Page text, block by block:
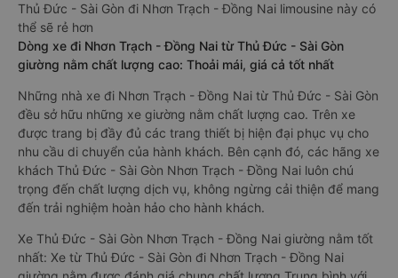
Thủ Đức - Sài Gòn đi Nhơn Trạch - Đồng Nai limousine này có
thể sẽ rẻ hơn
Dòng xe đi Nhơn Trạch - Đồng Nai từ Thủ Đức - Sài Gòn
giường nằm chất lượng cao: Thoải mái, giá cả tốt nhất
Những nhà xe đi Nhơn Trạch - Đồng Nai từ Thủ Đức - Sài Gòn
đều sở hữu những xe giường nằm chất lượng cao. Trên xe
được trang bị đầy đủ các trang thiết bị hiện đại phục vụ cho
nhu cầu di chuyển của hành khách. Bên cạnh đó, các hãng xe
khách Thủ Đức - Sài Gòn Nhơn Trạch - Đồng Nai luôn chú
trọng đến chất lượng dịch vụ, không ngừng cải thiện để mang
đến trải nghiệm hoàn hảo cho hành khách.
Xe Thủ Đức - Sài Gòn Nhơn Trạch - Đồng Nai giường nằm tốt
nhất: Xe từ Thủ Đức - Sài Gòn đi Nhơn Trạch - Đồng Nai